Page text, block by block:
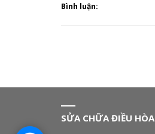
Bình luận:
SỬA CHỮA ĐIỀU HÒA